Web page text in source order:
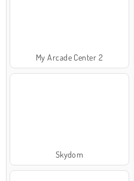
My Arcade Center 2
Skydom